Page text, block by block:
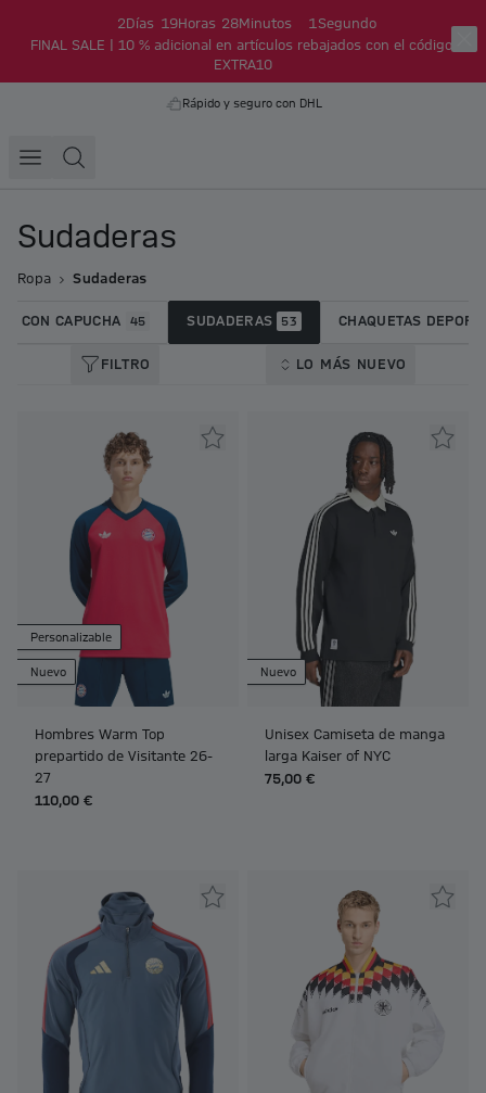
2Días 19Horas 28Minutos 0Segundos
FINAL SALE | 10 % adicional en artículos rebajados con el código:
EXTRA10
Rápido y seguro con DHL
Sudaderas
Ropa Sudaderas
CON CAPUCHA 45 SUDADERAS 53 CHAQUETAS
FILTRO LO MÁS NUEVO
Personalizable
Nuevo
Hombres Warm Top
prepartido de Visitante 26-
27
110,00 €
Nuevo
Unisex Camiseta de manga
larga Kaiser of NYC
75,00 €